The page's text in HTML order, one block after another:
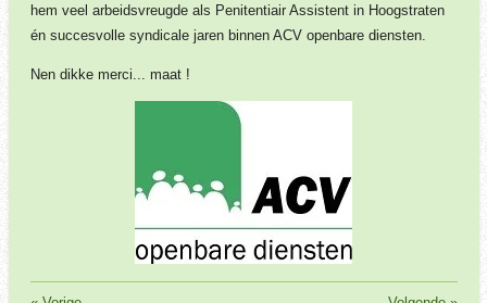
hem veel arbeidsvreugde als Penitentiair Assistent in Hoogstraten
én succesvolle syndicale jaren binnen ACV openbare diensten.
Nen dikke merci... maat !